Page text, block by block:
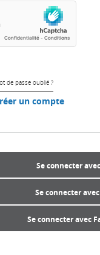
de passe oublié ?
un compte
Se connecter
Se connecter
Se connecter avec